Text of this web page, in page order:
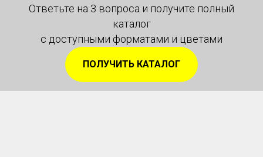
Ответьте на 3 вопроса и получите полный
каталог
с доступными форматами и цветами
ПОЛУЧИТЬ КАТАЛОГ